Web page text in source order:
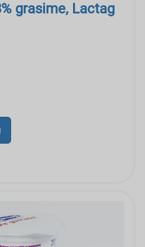
grasime, Lactag